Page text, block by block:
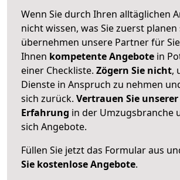
Wenn Sie durch Ihren alltäglichen
nicht wissen, was Sie zuerst
übernehmen unsere Partner für
Ihnen kompetente Angebote in
einer Checkliste. Zögern Sie nicht,
Dienste in Anspruch zu nehmen
sich zurück. Vertrauen Sie unserer
Erfahrung in der Umzugsbranche
sich Angebote.
Füllen Sie jetzt das Formular aus
Sie kostenlose Angebote.